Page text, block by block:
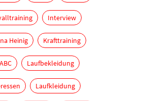
Interview
Heinig Krafttraining
Laufbekleidung
Laufkleidung